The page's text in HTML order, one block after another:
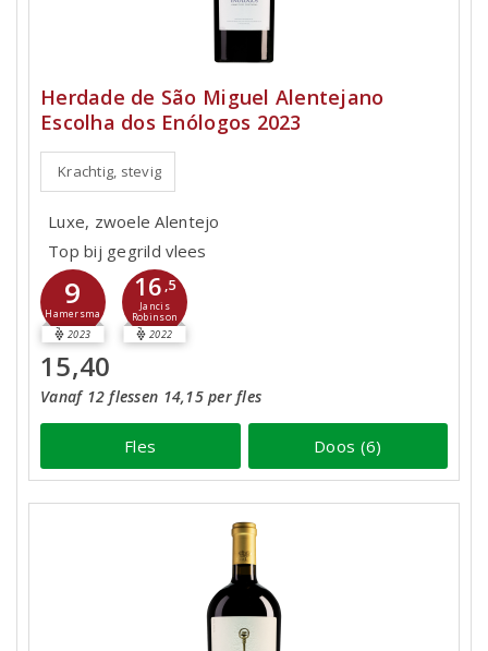
Herdade de São Miguel Alentejano
Escolha dos Enólogos 2023
Krachtig, stevig
Luxe, zwoele Alentejo
Top bij gegrild vlees
9
Hamersma
2023
16 ,5
Jancis
Robinson
2022
15,40
Vanaf 12 flessen 14,15 per fles
Fles Doos (6)